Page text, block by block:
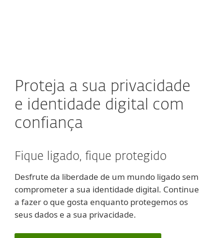
Proteja a sua privacidade
e identidade digital com
confiança
Fique ligado, fique protegido
Desfrute da liberdade de um mundo ligado sem
comprometer a sua identidade digital. Continue
a fazer o que gosta enquanto protegemos os
seus dados e a sua privacidade.